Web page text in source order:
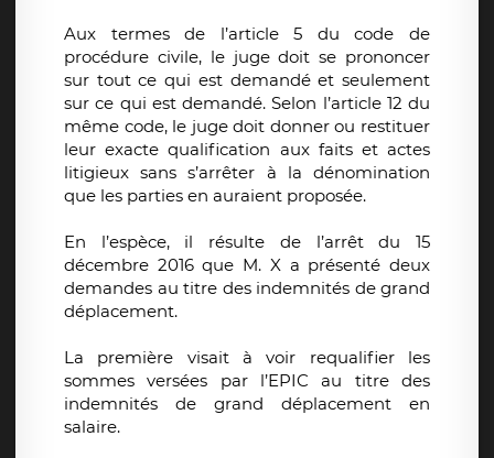
Aux termes de l’article 5 du code de
procédure civile, le juge doit se prononcer
sur tout ce qui est demandé et seulement
sur ce qui est demandé. Selon l’article 12 du
même code, le juge doit donner ou restituer
leur exacte qualification aux faits et actes
litigieux sans s’arrêter à la dénomination
que les parties en auraient proposée.
En l’espèce, il résulte de l’arrêt du 15
décembre 2016 que M. X a présenté deux
demandes au titre des indemnités de grand
déplacement.
La première visait à voir requalifier les
sommes versées par l’EPIC au titre des
indemnités de grand déplacement en
salaire.